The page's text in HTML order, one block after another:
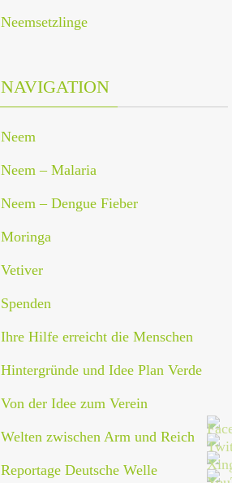
Neemsetzlinge
NAVIGATION
Neem
Neem – Malaria
Neem – Dengue Fieber
Moringa
Vetiver
Spenden
Ihre Hilfe erreicht die Menschen
Hintergründe und Idee Plan Verde
Von der Idee zum Verein
Welten zwischen Arm und Reich
Reportage Deutsche Welle